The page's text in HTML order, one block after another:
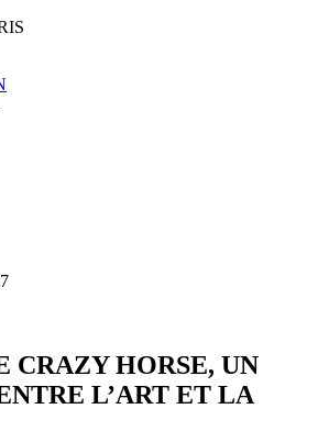
CRAZY HORSE, UN
L’ART ET LA